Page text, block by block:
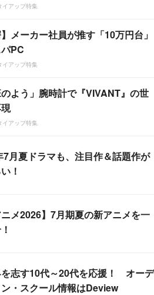
イアップ特集
】メーカー社員が推す「10万円台」
PC
イアップ特集
のよう」腕時計で『VIVANT』の世
イアップ特集
7月夏ドラマも、注目作＆話題作が
！
ニメ2026】7月期夏の新アニメを一
志す10代～20代を応援！ オーデ
ン・スクール情報はDeview